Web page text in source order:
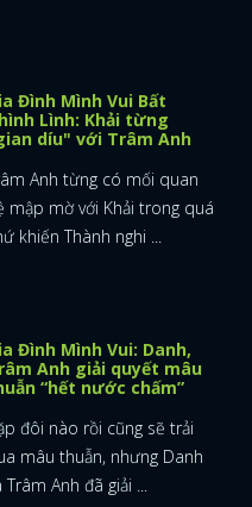
Đình Mình Vui Bất
Lình: Khải từng
díu" với Trâm Anh
Anh từng có mối quan
mập mờ với Khải trong quá
khiến Thành nghi ...
Đình Mình Vui: Danh,
Anh giải quyết mâu
“hết nước chấm”
đôi nào rồi cũng sẽ trải
mâu thuẫn, nhưng Danh
Trâm Anh đã giải ...